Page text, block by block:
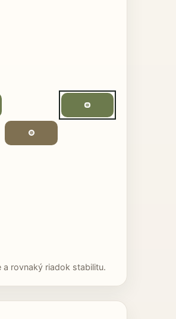
rovnaký riadok stabilitu.